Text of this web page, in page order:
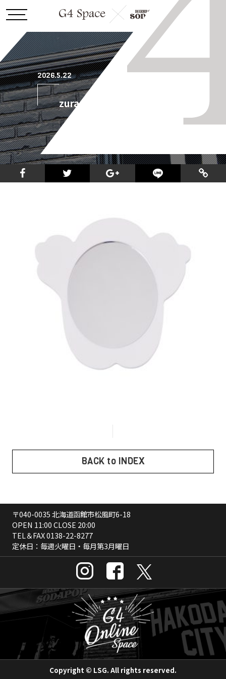
2026.5.22
zura_mirror_ura_1000
BACK to INDEX
〒040-0035 北海道函館市松風町6-18
OPEN 11:00 CLOSE 20:00
TEL＆FAX0138-22-8277
定休日：毎週火曜日・毎月第3月曜日
Copyright © LSG. All rights reserved.